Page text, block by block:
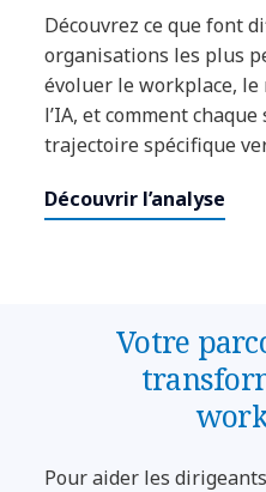
Découvrez ce que font
organisations les plus
évoluer le workplace, le
l’IA, et comment
trajectoire spécifique
Découvrir l’analyse
Votre
Pour aider les